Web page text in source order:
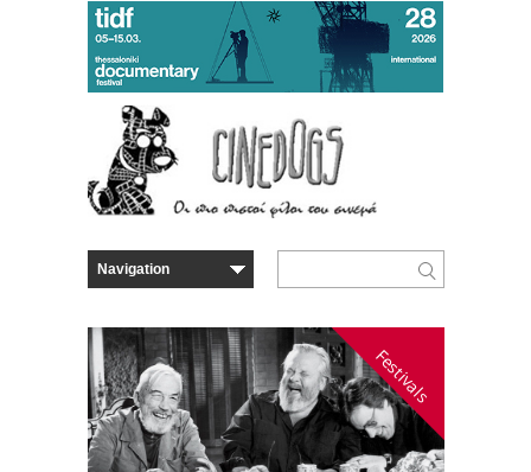
Festivals